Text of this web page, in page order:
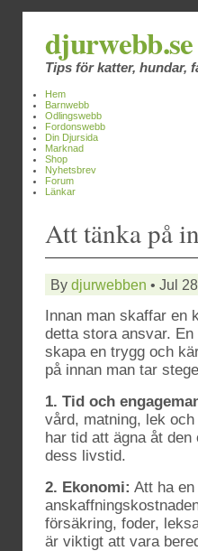
Tips för katter, hundar,
Hem
Barnwebb
Odlingswebb
Fordonswebb
Din Djursida
Marknad
Shop
Nyhetsbrev
Forum
Länkar
Att tänka på
By djurwebben • Jul
Innan man skaffar en
detta stora ansvar.
skapa en trygg och
på innan man tar
1. Tid och
vård, matning, lek
har tid att ägna åt
dess livstid.
2. Ekonomi: Att ha
försäkring, foder,
är viktigt att vara